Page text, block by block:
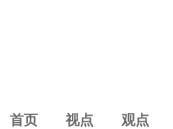
首页 视点 观点